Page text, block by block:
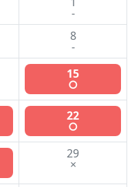
-
8
-
15
○
22
○
29
×